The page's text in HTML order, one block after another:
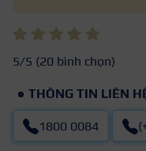
5/5 (20 bình chọn)
THÔNG TIN LIÊN
1800 0084